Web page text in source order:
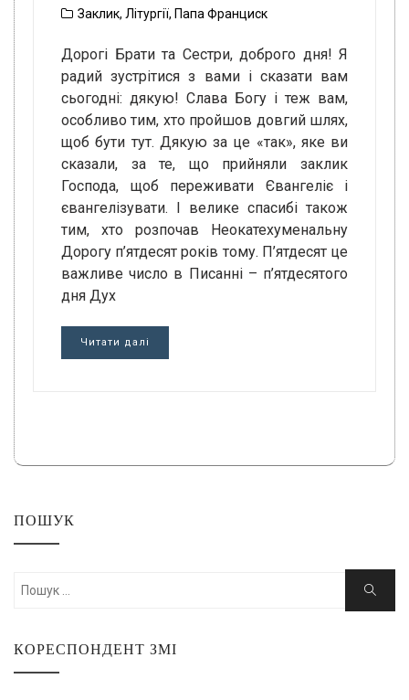
Заклик, Літургії, Папа Франциск
Дорогі Брати та Сестри, доброго дня! Я
радий зустрітися з вами і сказати вам
сьогодні: дякую! Слава Богу і теж вам,
особливо тим, хто пройшов довгий шлях,
щоб бути тут. Дякую за це «так», яке ви
сказали, за те, що прийняли заклик
Господа, щоб переживати Євангеліє і
євангелізувати. І велике спасибі також
тим, хто розпочав Неокатехуменальну
Дорогу п’ятдесят років тому. П’ятдесят це
важливе число в Писанні – п’ятдесятого
дня Дух
Читати далі
ПОШУК
Шукати:
Пошук
КОРЕСПОНДЕНТ ЗМІ